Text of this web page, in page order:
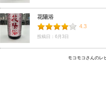
花陽浴
4.3
投稿日：6月3日
モコモコさんのレ